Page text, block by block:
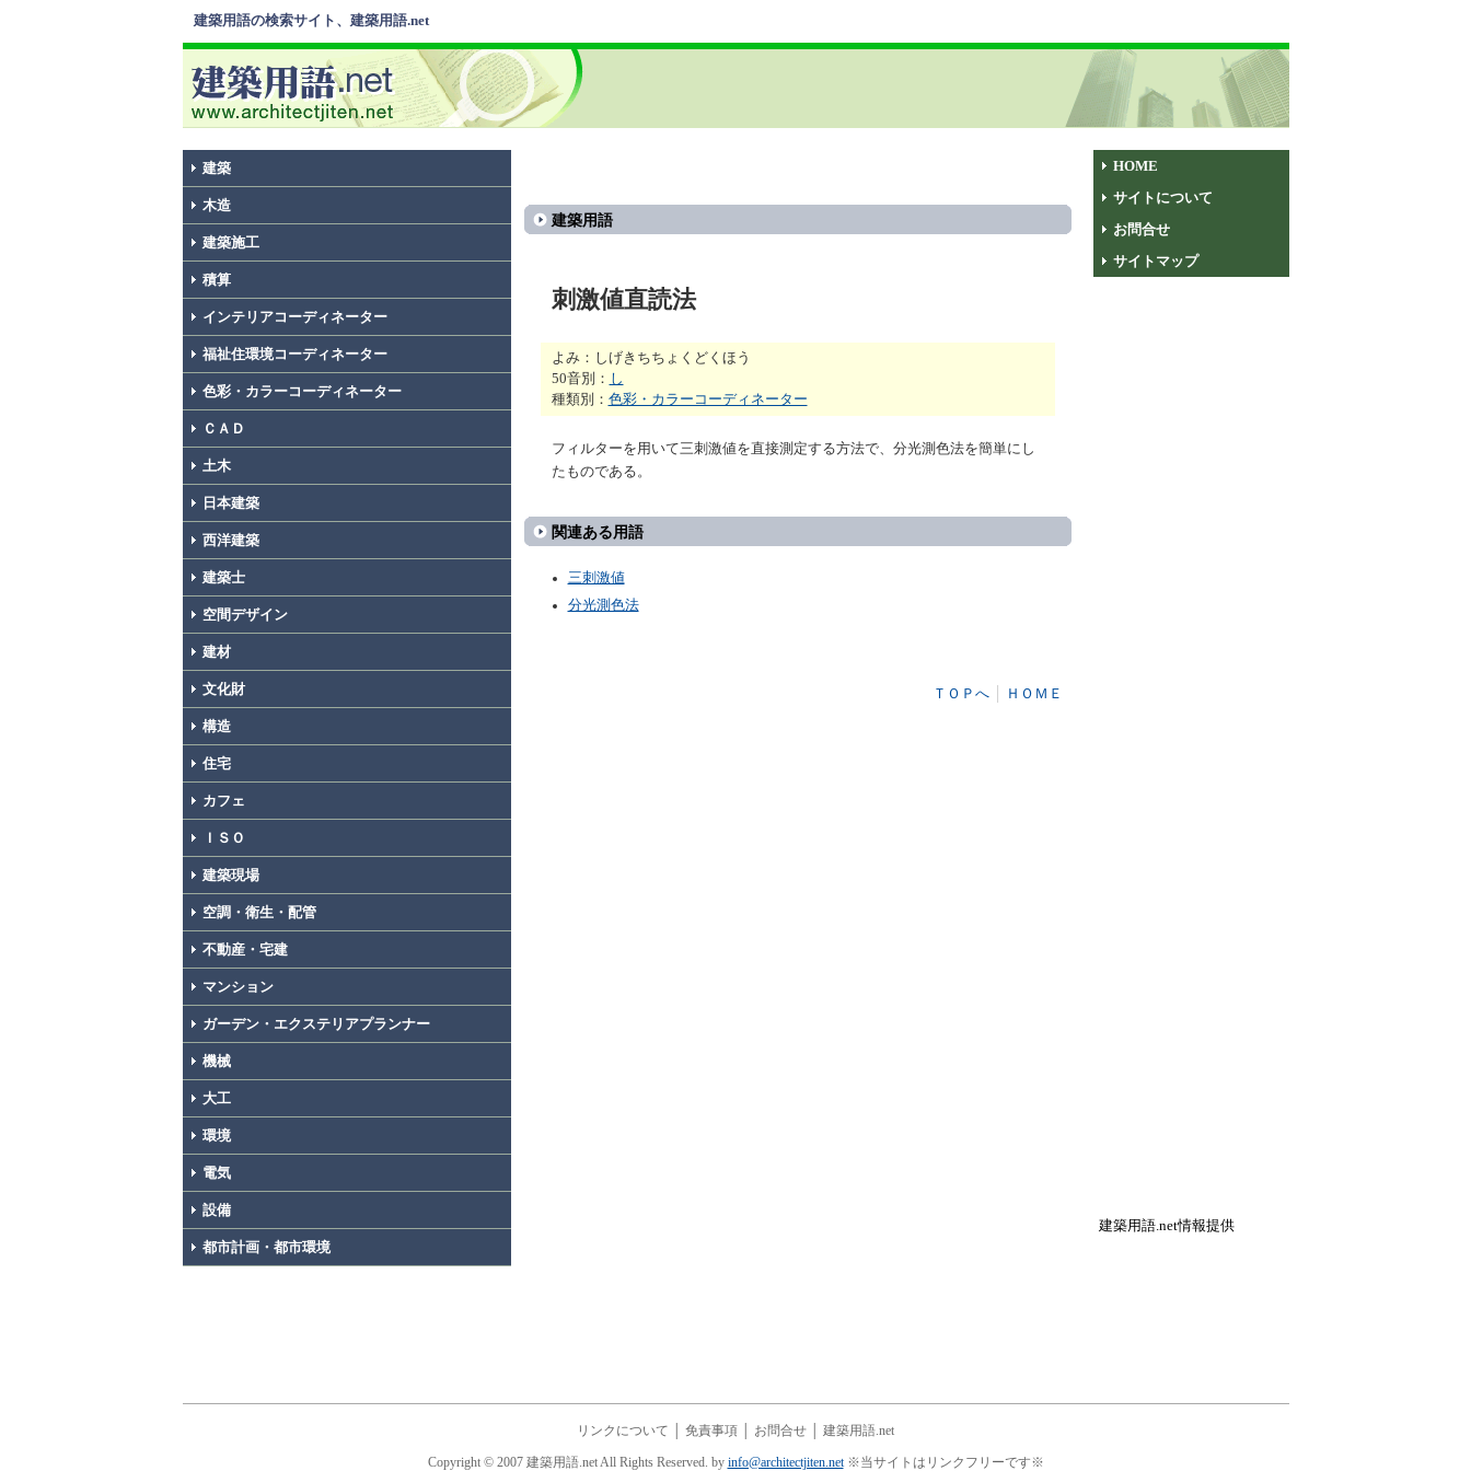
建築用語の検索サイト、建築用語.net
建築
木造
建築施工
積算
インテリアコーディネーター
福祉住環境コーディネーター
色彩・カラーコーディネーター
ＣＡＤ
土木
日本建築
西洋建築
建築士
空間デザイン
建材
文化財
構造
住宅
カフェ
ＩＳＯ
建築現場
空調・衛生・配管
不動産・宅建
マンション
ガーデン・エクステリアプランナー
機械
大工
環境
電気
設備
都市計画・都市環境
建築用語
刺激値直読法
よみ：しげきちちょくどくほう
50音別： し
種類別： 色彩・カラーコーディネーター
フィルターを用いて三刺激値を直接測定する方法で、分光測色法を簡単にし
たものである。
関連ある用語
三刺激値
分光測色法
ＴＯＰへ│ ＨＯＭＥ
HOME
サイトについて
お問合せ
サイトマップ
建築用語.net情報提供
リンクについて 免責事項 お問合せ 建築用語.net
Copyright © 2007 建築用語.net All Rights Reserved. by info@architectjiten.net※当サイトはリンクフリーです※